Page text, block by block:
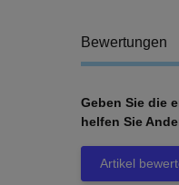
Bewertungen
Geben Sie die
helfen Sie
Artikel